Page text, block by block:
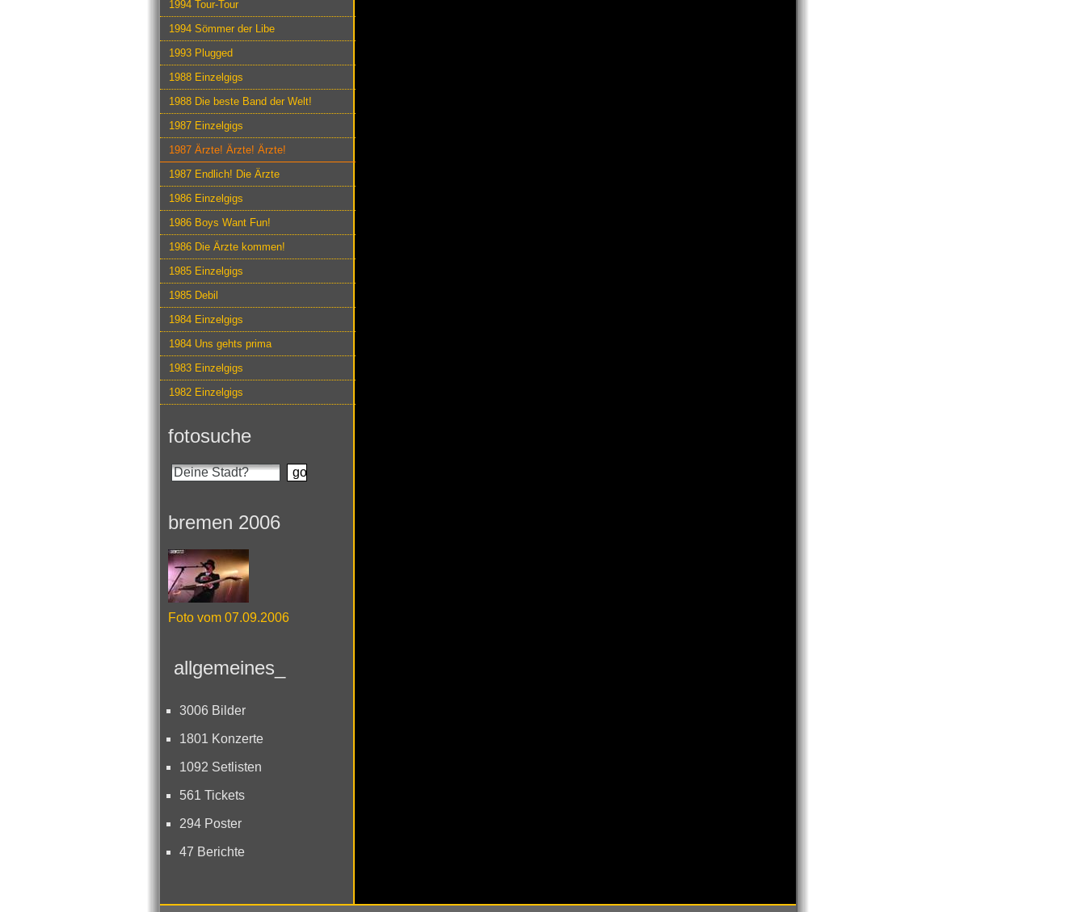
1994 Tour-Tour
1994 Sömmer der Libe
1993 Plugged
1988 Einzelgigs
1988 Die beste Band der Welt!
1987 Einzelgigs
1987 Ärzte! Ärzte! Ärzte!
1987 Endlich! Die Ärzte
1986 Einzelgigs
1986 Boys Want Fun!
1986 Die Ärzte kommen!
1985 Einzelgigs
1985 Debil
1984 Einzelgigs
1984 Uns gehts prima
1983 Einzelgigs
1982 Einzelgigs
fotosuche
bremen 2006
Foto vom 07.09.2006
allgemeines_
3006 Bilder
1801 Konzerte
1092 Setlisten
561 Tickets
294 Poster
47 Berichte